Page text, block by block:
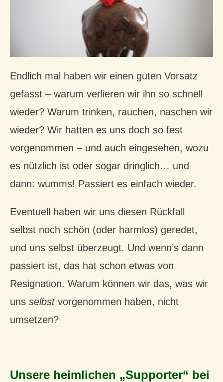
Endlich mal haben wir einen guten Vorsatz
gefasst – warum verlieren wir ihn so schnell
wieder? Warum trinken, rauchen, naschen wir
wieder? Wir hatten es uns doch so fest
vorgenommen – und auch eingesehen, wozu
es nützlich ist oder sogar dringlich… und
dann: wumms! Passiert es einfach wieder.
Eventuell haben wir uns diesen Rückfall
selbst noch schön (oder harmlos) geredet,
und uns selbst überzeugt. Und wenn’s dann
passiert ist, das hat schon etwas von
Resignation. Warum können wir das, was wir
uns selbstvorgenommen haben, nicht
umsetzen?
Unsere heimlichen „Supporter“ bei